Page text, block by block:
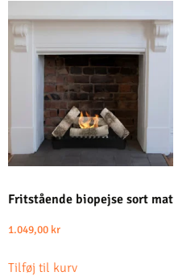
Fritstående biopejse sort mat
1.049,00 kr
Tilføj til kurv